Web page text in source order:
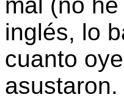
mal (no
inglés, lo
cuanto
asustaron.